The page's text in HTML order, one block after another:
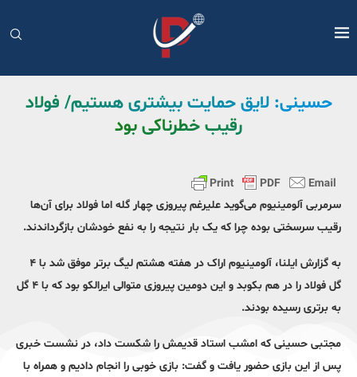
حسینی: لایق حمایت بیشتری هستیم/ فولاد
رقیب خطرناکی بود
سرمربی آلومینیوم می‌گوید علیرغم پیروزی چهار گله اما فولاد برای آن‌ها
رقیب سرسختی بوده چرا که یک بار نتیجه را به نفع خودشان بازگرداندند.
به گزارش ایلنا، آلومینیوم اراک در هفته هشتم لیگ برتر موفق شد با ۴
گل فولاد را در هم بکوبد و این دومین پیروزی متوالی ایرالکو بود که با ۴ گل
به برتری رسیده بودند.
مجتبی حسینی که امشب استاد قدیمش را شکست داد، در نشست خبری
پس از این بازی حضور یافت و گفت: بازی خوبی را انجام دادیم و همراه با